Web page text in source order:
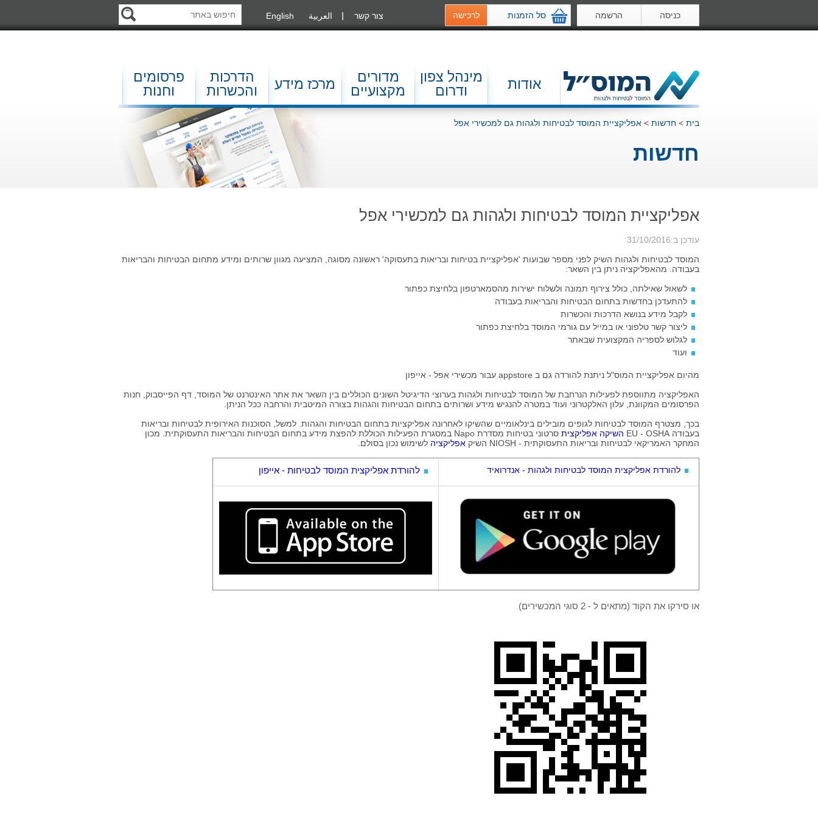
כניסה הרשמה סל הזמנות לרכישה English العربية צור קשר
אודות
מינהל צפון
ודרום
מדורים
מקצועיים
מרכז מידע
הדרכות
והכשרות
פרסומים
וחנות
בית > חדשות > אפליקציית המוסד לבטיחות ולגהות גם למכשירי אפל
חדשות
אפליקציית המוסד לבטיחות ולגהות גם למכשירי אפל
עודכן ב:31/10/2016
המוסד לבטיחות ולגהות השיק לפני מספר שבועות 'אפליקציית בטיחות ובריאות בתעסוקה' ראשונה מסוגה, המציעה מגוון שרותים ומידע מתחום הבטיחות והבריאות
בעבודה. מהאפליקציה ניתן בין השאר:
לשאול שאילתה, כולל צירוף תמונה ולשלוח ישירות מהסמארטפון בלחיצת כפתור
להתעדכן בחדשות בתחום הבטיחות והבריאות בעבודה
לקבל מידע בנושא הדרכות והכשרות
ליצור קשר טלפוני או במייל עם גורמי המוסד בלחיצת כפתור
לגלוש לספריה המקצועית שבאתר
ועוד
מהיום אפליקציית המוס"ל ניתנת להורדה גם ב appstore עבור מכשירי אפל - אייפון
האפליקציה מתווספת לפעילות הנרחבת של המוסד לבטיחות ולגהות בערוצי הדיגיטל השונים הכוללים בין השאר את אתר האינטרנט של המוסד, דף הפייסבוק, חנות
הפרסומים המקוונת, עלון האלקטרוני ועוד במטרה להנגיש מידע ושרותים בתחום הבטיחות והגהות בצורה המיטבית והרחבה ככל הניתן.
בכך, מצטרף המוסד לבטיחות לגופים מובילים בינלאומיים שהשיקו לאחרונה אפליקציות בתחום הבטיחות והגהות. למשל, הסוכנות האירופית לבטיחות ובריאות
בעבודה EU - OSHA
השיקה אפליקצית
סרטוני בטיחות מסדרת Napo במסגרת הפעילות הכוללת להפצת מידע בתחום הבטיחות והבריאות התעסוקתית. מכון
המחקר האמריקאי לבטיחות ובריאות התעסוקתית - NIOSH השיק
אפליקציה לשימוש נכון בסולם.
להורדת אפליקצית המוסד לבטיחות ולגהות - אנדרואיד להורדת אפליקצית המוסד לבטיחות - אייפון
או סירקו את הקוד (מתאים ל - 2 סוגי המכשירים)